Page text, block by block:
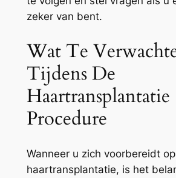
zeker van bent.
Wat Te
Tijdens De
Haartransplantatie
Procedure
Wanneer u zich voorbereidt
haartransplantatie, is het